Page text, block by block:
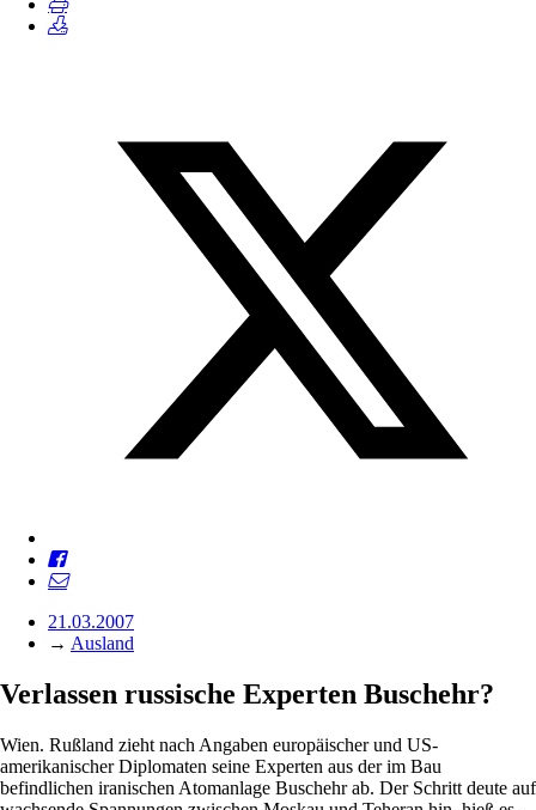
21.03.2007
→ Ausland
Verlassen russische Experten Buschehr?
Wien. Rußland zieht nach Angaben europäischer und US-
amerikanischer Diplomaten seine Experten aus der im Bau
befindlichen iranischen Atomanlage Buschehr ab. Der Schritt deute auf